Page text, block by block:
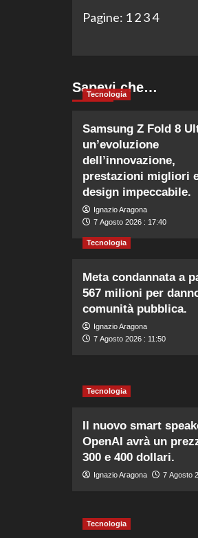
Pagine: 1 2 34
Sapevi che…
Tecnologia
Samsung Z Fold 8
un’evoluzione
dell’innovazione,
prestazioni migliori
design impeccabile.
Ignazio Aragona
7 Agosto 2026 : 17:40
Tecnologia
Meta condannata a
567 milioni per
comunità pubblica.
Ignazio Aragona
7 Agosto 2026 : 11:50
Tecnologia
Il nuovo smart
OpenAI avrà un
300 e 400 dollari.
Ignazio Aragona 7 Agosto
Tecnologia